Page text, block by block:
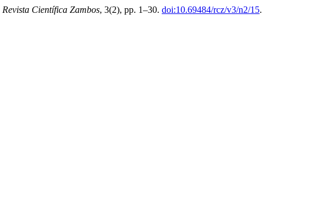
Revista Científica Zambos, 3(2), pp. 1–30. doi:10.69484/rcz/v3/n2/15.